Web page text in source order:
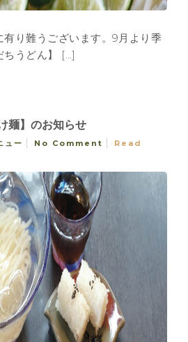
有り難うございます。9月より季
ちうどん】 […]
麺】のお知らせ
ュー No Comment
Read